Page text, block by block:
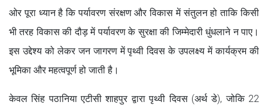
ओर पूरा ध्यान है कि पर्यावरण संरक्षण और विकास में संतुलन हो ताकि किसी
भी तरह विकास की दौड़ में पर्यावरण के सुरक्षा की जिम्मेदारी धुंधलाने न पाए।
इस उद्देश्य को लेकर जन जागरण में पृथ्वी दिवस के उपलक्ष्य में कार्यक्रम की
भूमिका और महत्वपूर्ण हो जाती है।
केवल सिंह पठानिया एटीसी शाहपुर द्वारा पृथ्वी दिवस (अर्थ डे), जोकि 22